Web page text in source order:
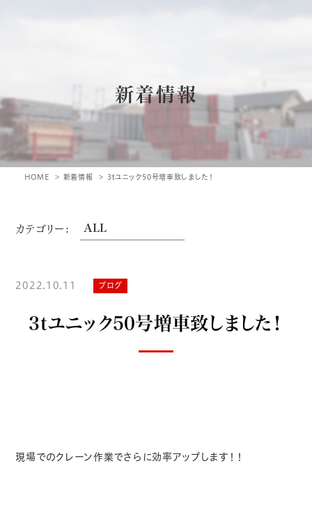
新着情報
HOME 新着情報 3tユニック50号増車致しました！
カテゴリー:
2022.10.11 ブログ
3tユニック50号増車致しました！
現場でのクレーン作業でさらに効率アップします！！